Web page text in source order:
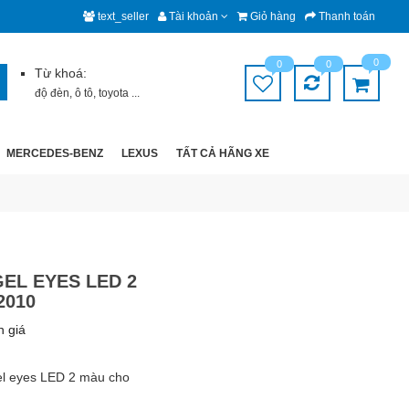
text_seller Tài khoản Giỏ hàng Thanh toán
Từ khoá:
độ đèn,ô tô,toyota ...
0 0 0
MERCEDES-BENZ LEXUS TẤT CẢ HÃNG XE
EYES LED 2
giá
eyes LED 2 màu cho